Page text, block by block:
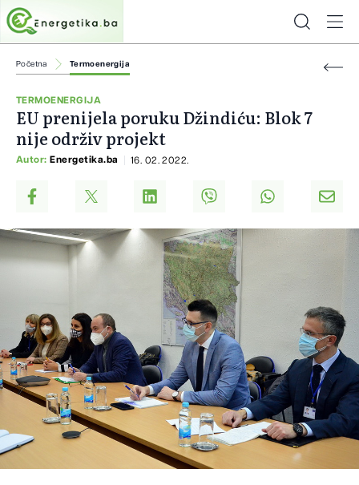
Početna Termoenergija
TERMOENERGIJA
EU prenijela poruku Džindiću: Blok 7
nije održiv projekt
Autor: Energetika.ba 16. 02. 2022.